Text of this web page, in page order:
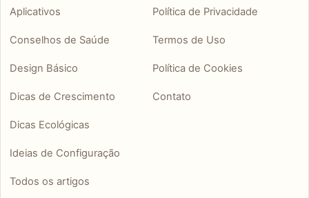
Aplicativos
Conselhos de Saúde
Design Básico
Dicas de Crescimento
Dicas Ecológicas
Ideias de Configuração
Todos os artigos
Política de Privacidade
Termos de Uso
Política de Cookies
Contato